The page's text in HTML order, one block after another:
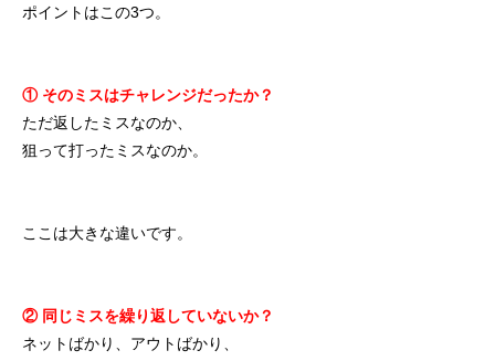
ポイントはこの3つ。
① そのミスはチャレンジだったか？
ただ返したミスなのか、
狙って打ったミスなのか。
ここは大きな違いです。
② 同じミスを繰り返していないか？
ネットばかり、アウトばかり、